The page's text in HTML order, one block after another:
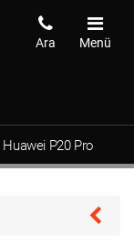
Menü
Ara
Huawei P20 Pro